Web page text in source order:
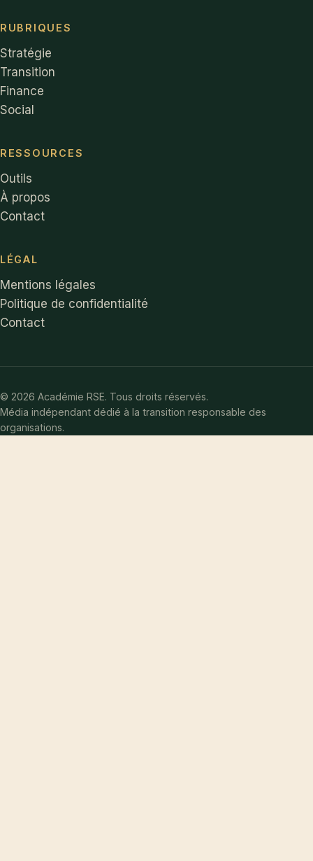
RUBRIQUES
Stratégie
Transition
Finance
Social
RESSOURCES
Outils
À propos
Contact
LÉGAL
Mentions légales
Politique de confidentialité
Contact
© 2026 Académie RSE. Tous droits réservés.
Média indépendant dédié à la transition responsable des
organisations.